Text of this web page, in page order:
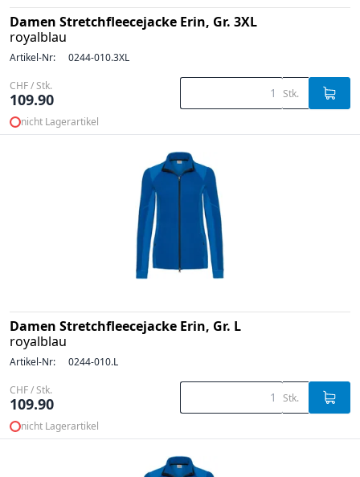
Damen Stretchfleecejacke Erin, Gr. 3XL
royalblau
Artikel-Nr: 0244-010.3XL
CHF / Stk.
109.90 Stk.
nicht Lagerartikel
Damen Stretchfleecejacke Erin, Gr. L
royalblau
Artikel-Nr: 0244-010.L
CHF / Stk.
109.90 Stk.
nicht Lagerartikel